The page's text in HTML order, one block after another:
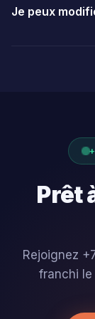
Je peux
Prêt
Rejoignez
franchi le